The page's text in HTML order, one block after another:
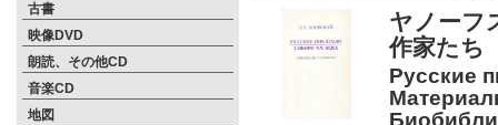
古書
映像DVD
朗読、その他CD
音楽CD
地図
ヤノーフ
作家た
Русские